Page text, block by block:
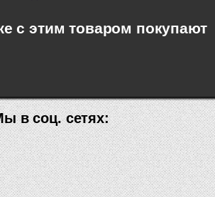
с этим товаром покупают
в соц. сетях: